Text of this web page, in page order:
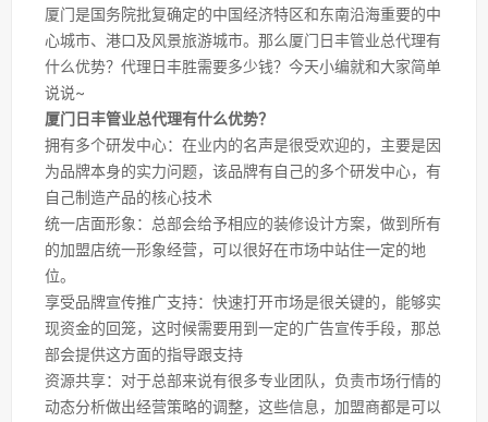
厦门是国务院批复确定的中国经济特区和东南沿海重要的中
心城市、港口及风景旅游城市。那么厦门日丰管业总代理有
什么优势？代理日丰胜需要多少钱？今天小编就和大家简单
说说~
厦门日丰管业总代理有什么优势？
拥有多个研发中心：在业内的名声是很受欢迎的，主要是因
为品牌本身的实力问题，该品牌有自己的多个研发中心，有
自己制造产品的核心技术
统一店面形象：总部会给予相应的装修设计方案，做到所有
的加盟店统一形象经营，可以很好在市场中站住一定的地
位。
享受品牌宣传推广支持：快速打开市场是很关键的，能够实
现资金的回笼，这时候需要用到一定的广告宣传手段，那总
部会提供这方面的指导跟支持
资源共享：对于总部来说有很多专业团队，负责市场行情的
动态分析做出经营策略的调整，这些信息，加盟商都是可以